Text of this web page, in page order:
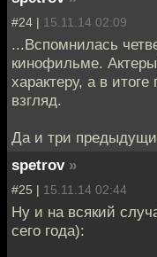
#24 | 15.11.14 02:09
...Вспомнилась
кинофильме.
характеру, а в
взгляд.
Да и три
spetrov »
#25 | 15.11.14 02:44
Ну и на всякий
сего года):